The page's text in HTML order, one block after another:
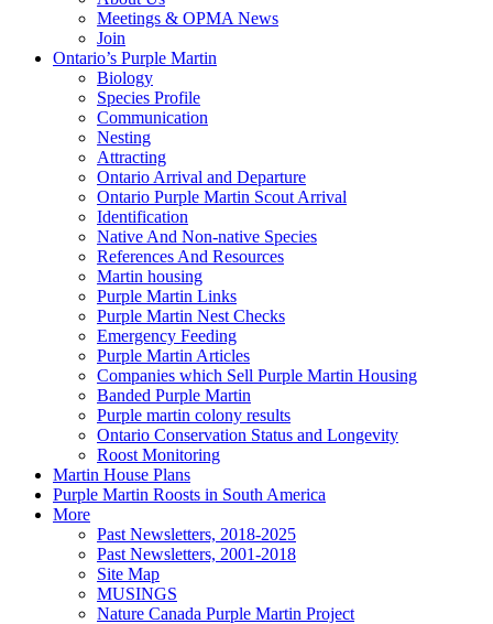
Meetings & OPMA News
Join
Ontario’s Purple Martin
Biology
Species Profile
Communication
Nesting
Attracting
Ontario Arrival and Departure
Ontario Purple Martin Scout Arrival
Identification
Native And Non-native Species
References And Resources
Martin housing
Purple Martin Links
Purple Martin Nest Checks
Emergency Feeding
Purple Martin Articles
Companies which Sell Purple Martin Housing
Banded Purple Martin
Purple martin colony results
Ontario Conservation Status and Longevity
Roost Monitoring
Martin House Plans
Purple Martin Roosts in South America
More
Past Newsletters, 2018-2025
Past Newsletters, 2001-2018
Site Map
MUSINGS
Nature Canada Purple Martin Project